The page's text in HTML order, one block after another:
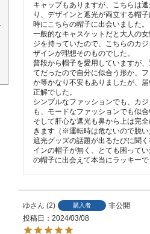
キャップもありますが、こちらは
り、デザインと遮光が両立する帽
時にこちらの帽子に出会いました。
一般的なキャスケットだと大人の
ジを持っていたので、こちらのカ
ザインが理想そのものでした。
普段から帽子を愛用していますが
てだったので自分に似合う形か、
か等かなり不安もありましたが、
正解でした。
シンプルなファッションでも、カ
も、モードなファッションでも似合
そして肝心な遮光も鼻から上は完
きます（※運転時は危ないので脱い
遮光グッズの話題が出るたびに聞
インの帽子が無く、とても困って
ゆ 2 購入者
非公開
投稿日
2024/03/08